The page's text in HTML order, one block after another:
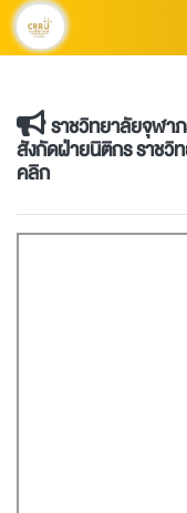
ราชวิทยาลัยจุฬา
สังกัดฝ่ายนิติกร ราชวิ
คลิก